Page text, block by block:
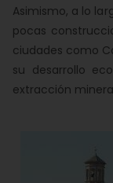
Asimismo, a lo
pocas
ciudades como
su desarrollo
extracción